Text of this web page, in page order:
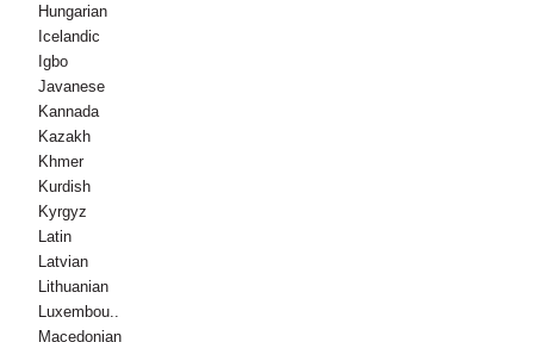
Hungarian
Icelandic
Igbo
Javanese
Kannada
Kazakh
Khmer
Kurdish
Kyrgyz
Latin
Latvian
Lithuanian
Luxembou..
Macedonian